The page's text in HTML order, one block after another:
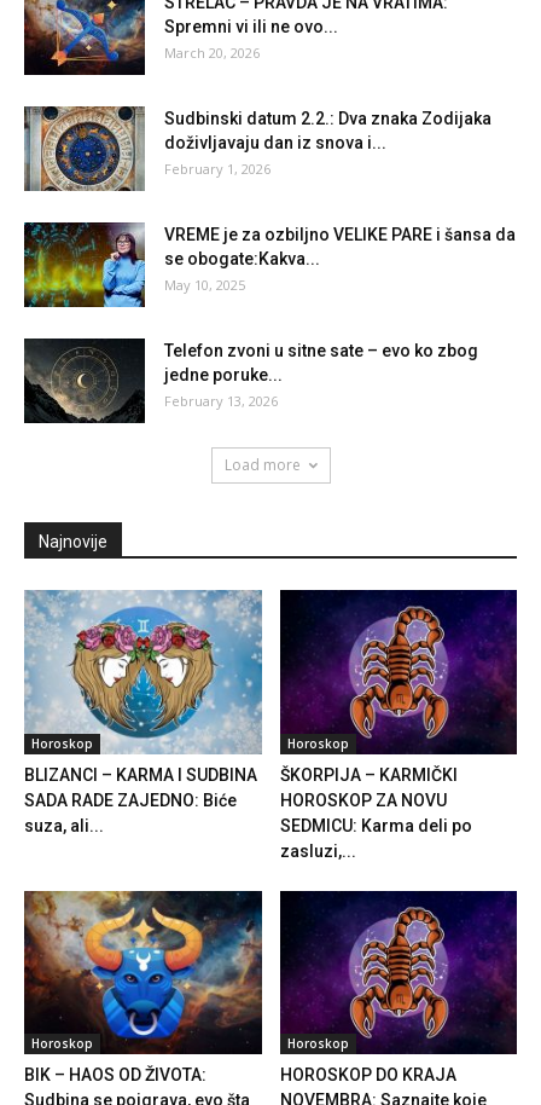
Spremni vi ili ne ovo...
March 20, 2026
Sudbinski datum 2.2.: Dva znaka Zodijaka
doživljavaju dan iz snova i...
February 1, 2026
VREME je za ozbiljno VELIKE PARE i šansa da
se obogate:Kakva...
May 10, 2025
Telefon zvoni u sitne sate – evo ko zbog
jedne poruke...
February 13, 2026
Load more
Najnovije
Horoskop
BLIZANCI – KARMA I SUDBINA
SADA RADE ZAJEDNO: Biće
suza, ali...
Horoskop
ŠKORPIJA – KARMIČKI
HOROSKOP ZA NOVU
SEDMICU: Karma deli po
zasluzi,...
Horoskop
BIK – HAOS OD ŽIVOTA:
Sudbina se poigrava, evo šta
Horoskop
HOROSKOP DO KRAJA
NOVEMBRA: Saznajte koje